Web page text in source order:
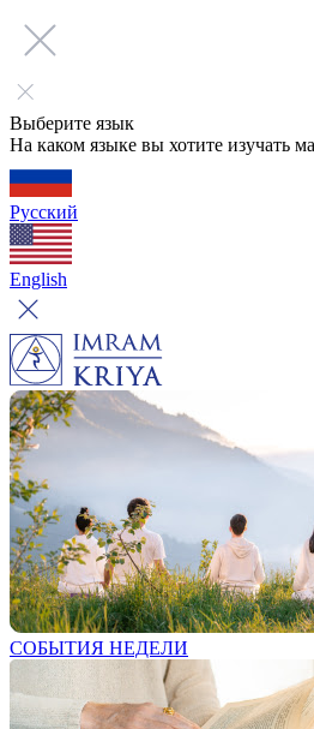
Выберите язык
На каком языке вы хотите изучать
Русский
English
СОБЫТИЯ НЕДЕЛИ